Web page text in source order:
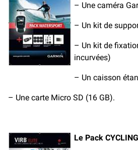
– Une caméra
– Un kit de
– Un kit de
incurvées)
– Un caisson
– Une carte Micro SD (16 GB).
Le Pack CYCLING